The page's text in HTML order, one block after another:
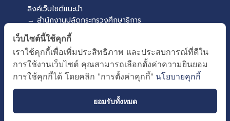
ลิงค์เว็บไซต์แนะนำ
→ สำนักงานปลัดกระทรวงศึกษาธิการ
→ สภานักเรียน รุ่นที่ 54
บริการของคณะศึกษาศาสตร์
→ เว็บไซต์คณะศึกษาศาสตร์
→ ระบบจัดการเว็บไซต์
เว็บไซต์นี้ใช้คุกกี้
เราใช้คุกกี้เพื่อเพิ่มประสิทธิภาพ และประสบการณ์ที่ดีใน
การใช้งานเว็บไซต์ คุณสามารถเลือกตั้งค่าความยินยอม
การใช้คุกกี้ได้ โดยคลิก "การตั้งค่าคุกกี้" นโยบายคุกกี้
ยอมรับทั้งหมด